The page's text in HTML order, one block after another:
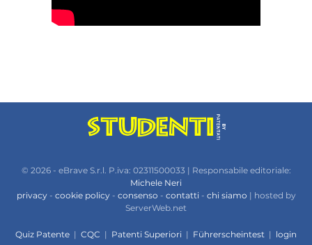
© 2026 - eBrave S.r.l. P.iva: 02311500033 | Responsabile editoriale:
Michele Neri
privacy- cookie policy- consenso - contatti- chi siamo | hosted by
ServerWeb.net
Quiz Patente | CQC | Patenti Superiori | Führerscheintest | login